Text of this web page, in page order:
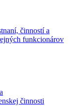
činností a
funkcionárov
činnosti